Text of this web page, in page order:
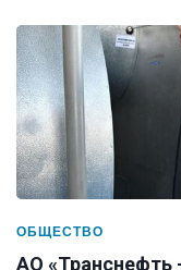
ОБЩЕСТВО
АО «Транснефть